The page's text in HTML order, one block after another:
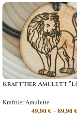
Krafttier Amulett
Krafttier Amulette
49,90 €– 69,90 €